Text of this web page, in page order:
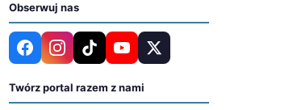
Obserwuj nas
Twórz portal razem z nami